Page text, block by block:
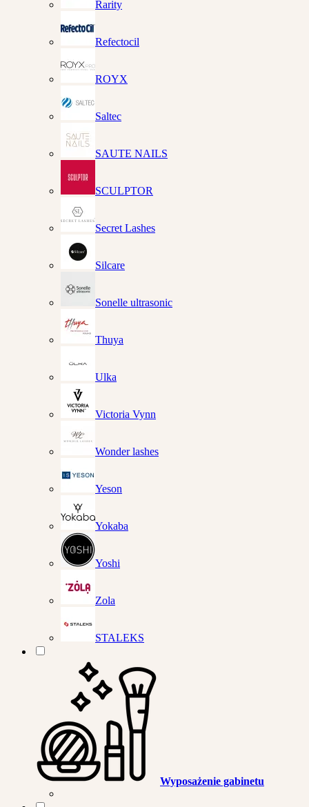
Rarity
Refectocil
ROYX
Saltec
SAUTE NAILS
SCULPTOR
Secret Lashes
Silcare
Sonelle ultrasonic
Thuya
Ulka
Victoria Vynn
Wonder lashes
Yeson
Yokaba
Yoshi
Zola
STALEKS
Wyposażenie gabinetu